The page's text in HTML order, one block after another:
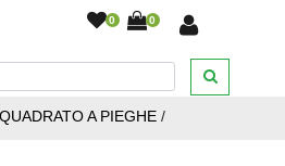
0 0
LED/LAMPADE DA
/LAMPADA LED DA TAVOLO
A PIEGHE /